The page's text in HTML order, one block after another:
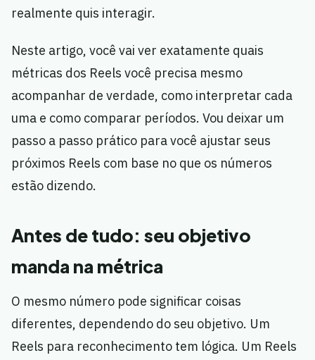
realmente quis interagir.
Neste artigo, você vai ver exatamente quais
métricas dos Reels você precisa mesmo
acompanhar de verdade, como interpretar cada
uma e como comparar períodos. Vou deixar um
passo a passo prático para você ajustar seus
próximos Reels com base no que os números
estão dizendo.
Antes de tudo: seu objetivo
manda na métrica
O mesmo número pode significar coisas
diferentes, dependendo do seu objetivo. Um
Reels para reconhecimento tem lógica. Um Reels